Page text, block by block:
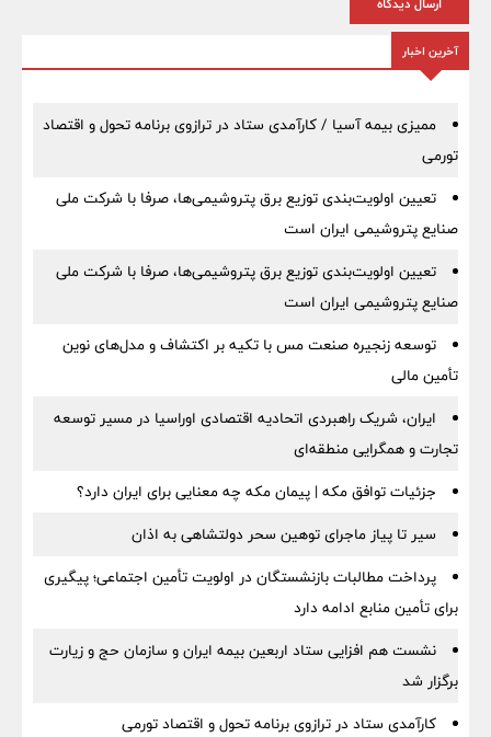
آخرین اخبار
ممیزی بیمه آسیا / کارآمدی ستاد در ترازوی برنامه تحول و اقتصاد
تورمی
تعیین اولویت‌بندی توزیع برق پتروشیمی‌ها، صرفا با شرکت ملی
صنایع پتروشیمی ایران است
تعیین اولویت‌بندی توزیع برق پتروشیمی‌ها، صرفا با شرکت ملی
صنایع پتروشیمی ایران است
توسعه زنجیره صنعت مس با تکیه بر اکتشاف و مدل‌های نوین
تأمین مالی
ایران، شریک راهبردی اتحادیه اقتصادی اوراسیا در مسیر توسعه
تجارت و همگرایی منطقه‌ای
جزئیات توافق مکه | پیمان مکه چه معنایی برای ایران دارد؟
سیر تا پیاز ماجرای توهین سحر دولتشاهی به اذان
پرداخت مطالبات بازنشستگان در اولویت تأمین اجتماعی؛ پیگیری
برای تأمین منابع ادامه دارد
نشست هم افزایی ستاد اربعین بیمه ایران و سازمان حج و زیارت
برگزار شد
کارآمدی ستاد در ترازوی برنامه تحول و اقتصاد تورمی